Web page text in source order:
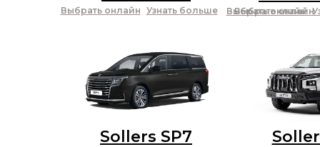
Узнать больше
Выбрать онлайн
Sollers SP7
Выбрать онлайн
Выбрать онлайн